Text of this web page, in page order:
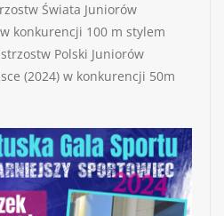
Świata Juniorów
konkurencji 100 m stylem
Polski Juniorów
(2024) w konkurencji 50m